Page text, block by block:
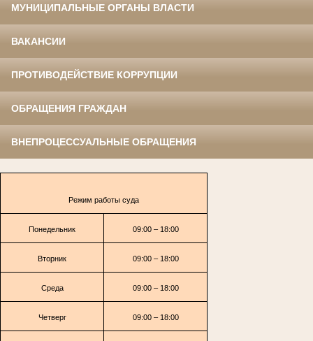
МУНИЦИПАЛЬНЫЕ ОРГАНЫ ВЛАСТИ
ВАКАНСИИ
ПРОТИВОДЕЙСТВИЕ КОРРУПЦИИ
ОБРАЩЕНИЯ ГРАЖДАН
ВНЕПРОЦЕССУАЛЬНЫЕ ОБРАЩЕНИЯ
Режим работы суда
Понедельник 09:00 – 18:00
Вторник 09:00 – 18:00
Среда 09:00 – 18:00
Четверг 09:00 – 18:00